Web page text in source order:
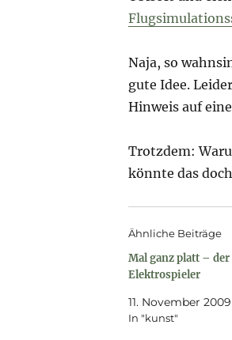
Naja, so
gute Idee.
Hinweis auf
Trotzdem:
könnte das
Ähnliche Beiträge
Mal ganz platt – der
Elektrospieler
11. November 2009
In "kunst"